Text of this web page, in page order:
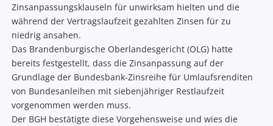
Zinsanpassungsklauseln für unwirksam hielten und die
während der Vertragslaufzeit gezahlten Zinsen für zu
niedrig ansahen.
Das Brandenburgische Oberlandesgericht (OLG) hatte
bereits festgestellt, dass die Zinsanpassung auf der
Grundlage der Bundesbank-Zinsreihe für Umlaufsrenditen
von Bundesanleihen mit siebenjähriger Restlaufzeit
vorgenommen werden muss.
Der BGH bestätigte diese Vorgehensweise und wies die